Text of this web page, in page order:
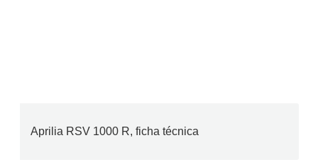
Aprilia RSV 1000 R, ficha técnica